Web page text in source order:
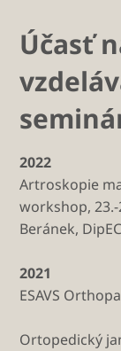
Účasť
2022
Artroskopie
workshop, 23.-
Beránek,
2021
ESAVS
Ortopedický